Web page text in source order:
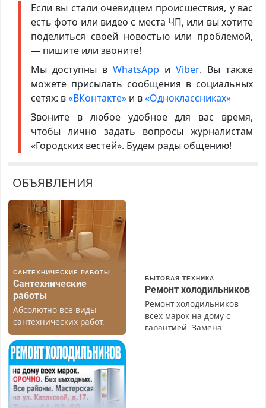
Если вы стали очевидцем происшествия, у вас
есть фото или видео с места ЧП, или вы хотите
поделиться своей новостью или проблемой,
— пишите или звоните!
Мы доступны в WhatsApp иViber. Вы также
можете присылать сообщения в социальных
сетях: в«ВКонтакте»и в«Одноклассниках»
Звоните в любое удобное для вас время,
чтобы лично задать вопросы журналистам
«Городских вестей». Будем рады общению!
ОБЪЯВЛЕНИЯ
САНТЕХНИЧЕСКИЕ РАБОТЫ
Сантехнические
работы
Абсолютно все виды
сантехнических работ.
Быстро. Качественно.
Недорого.
БЫТОВАЯ ТЕХНИКА
Ремонт холодильников
Ремонт холодильников
всех марок на дому с
гарантией. Замена